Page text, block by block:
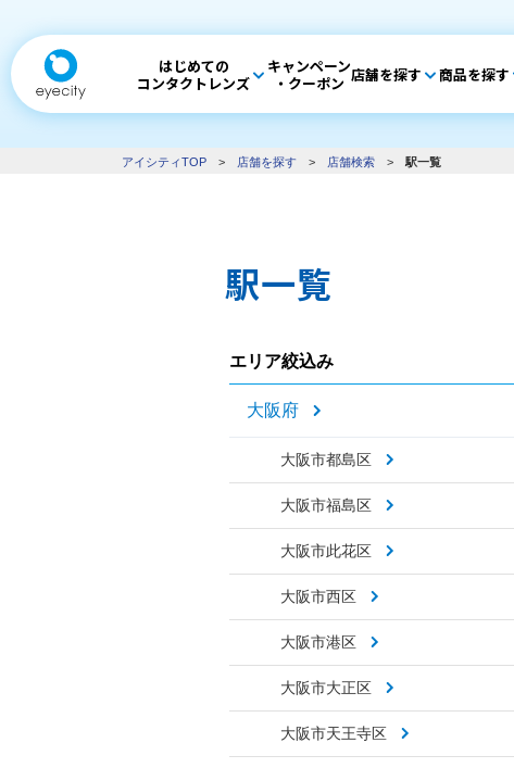
はじめての
コンタクトレンズ
キャンペーン
・クーポン 店舗を探す 商品を探す
アイシティTOP > 店舗を探す > 店舗検索 > 駅一覧
駅一覧
エリア絞込み
大阪府
大阪市都島区
大阪市福島区
大阪市此花区
大阪市西区
大阪市港区
大阪市大正区
大阪市天王寺区